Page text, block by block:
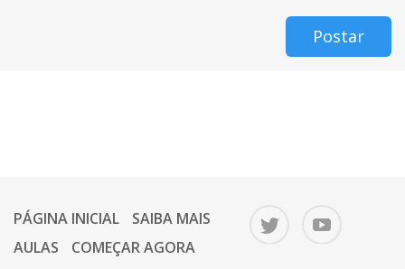
Postar
PÁGINA INICIAL
SAIBA MAIS
AULAS
COMEÇAR AGORA